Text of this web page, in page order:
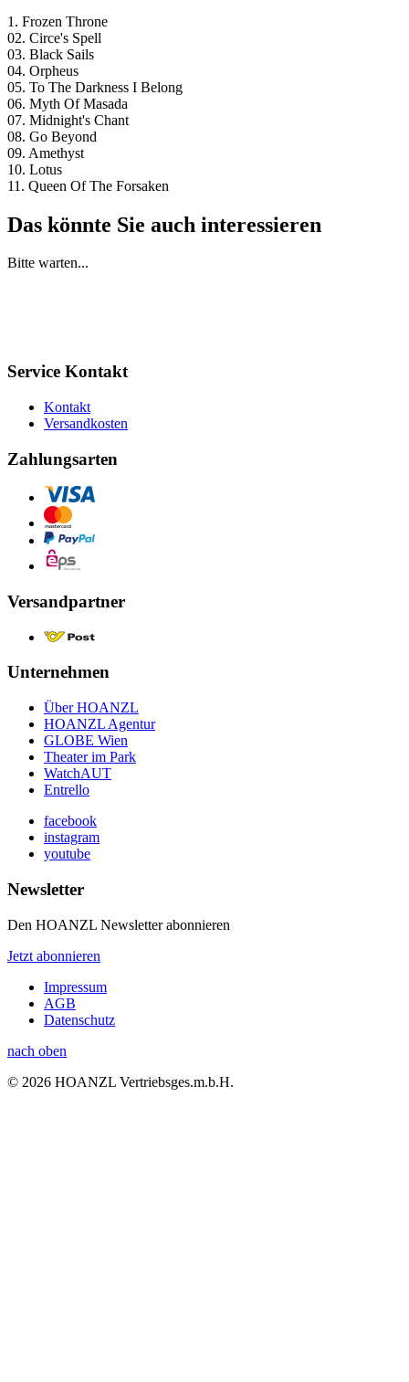
1. Frozen Throne
02. Circe's Spell
03. Black Sails
04. Orpheus
05. To The Darkness I Belong
06. Myth Of Masada
07. Midnight's Chant
08. Go Beyond
09. Amethyst
10. Lotus
11. Queen Of The Forsaken
Das könnte Sie auch interessieren
Bitte warten...
Service Kontakt
Kontakt
Versandkosten
Zahlungsarten
Versandpartner
Unternehmen
Über HOANZL
HOANZL Agentur
GLOBE Wien
Theater im Park
WatchAUT
Entrello
facebook
instagram
youtube
Newsletter
Den HOANZL Newsletter abonnieren
Jetzt abonnieren
Impressum
AGB
Datenschutz
nach oben
© 2026 HOANZL Vertriebsges.m.b.H.